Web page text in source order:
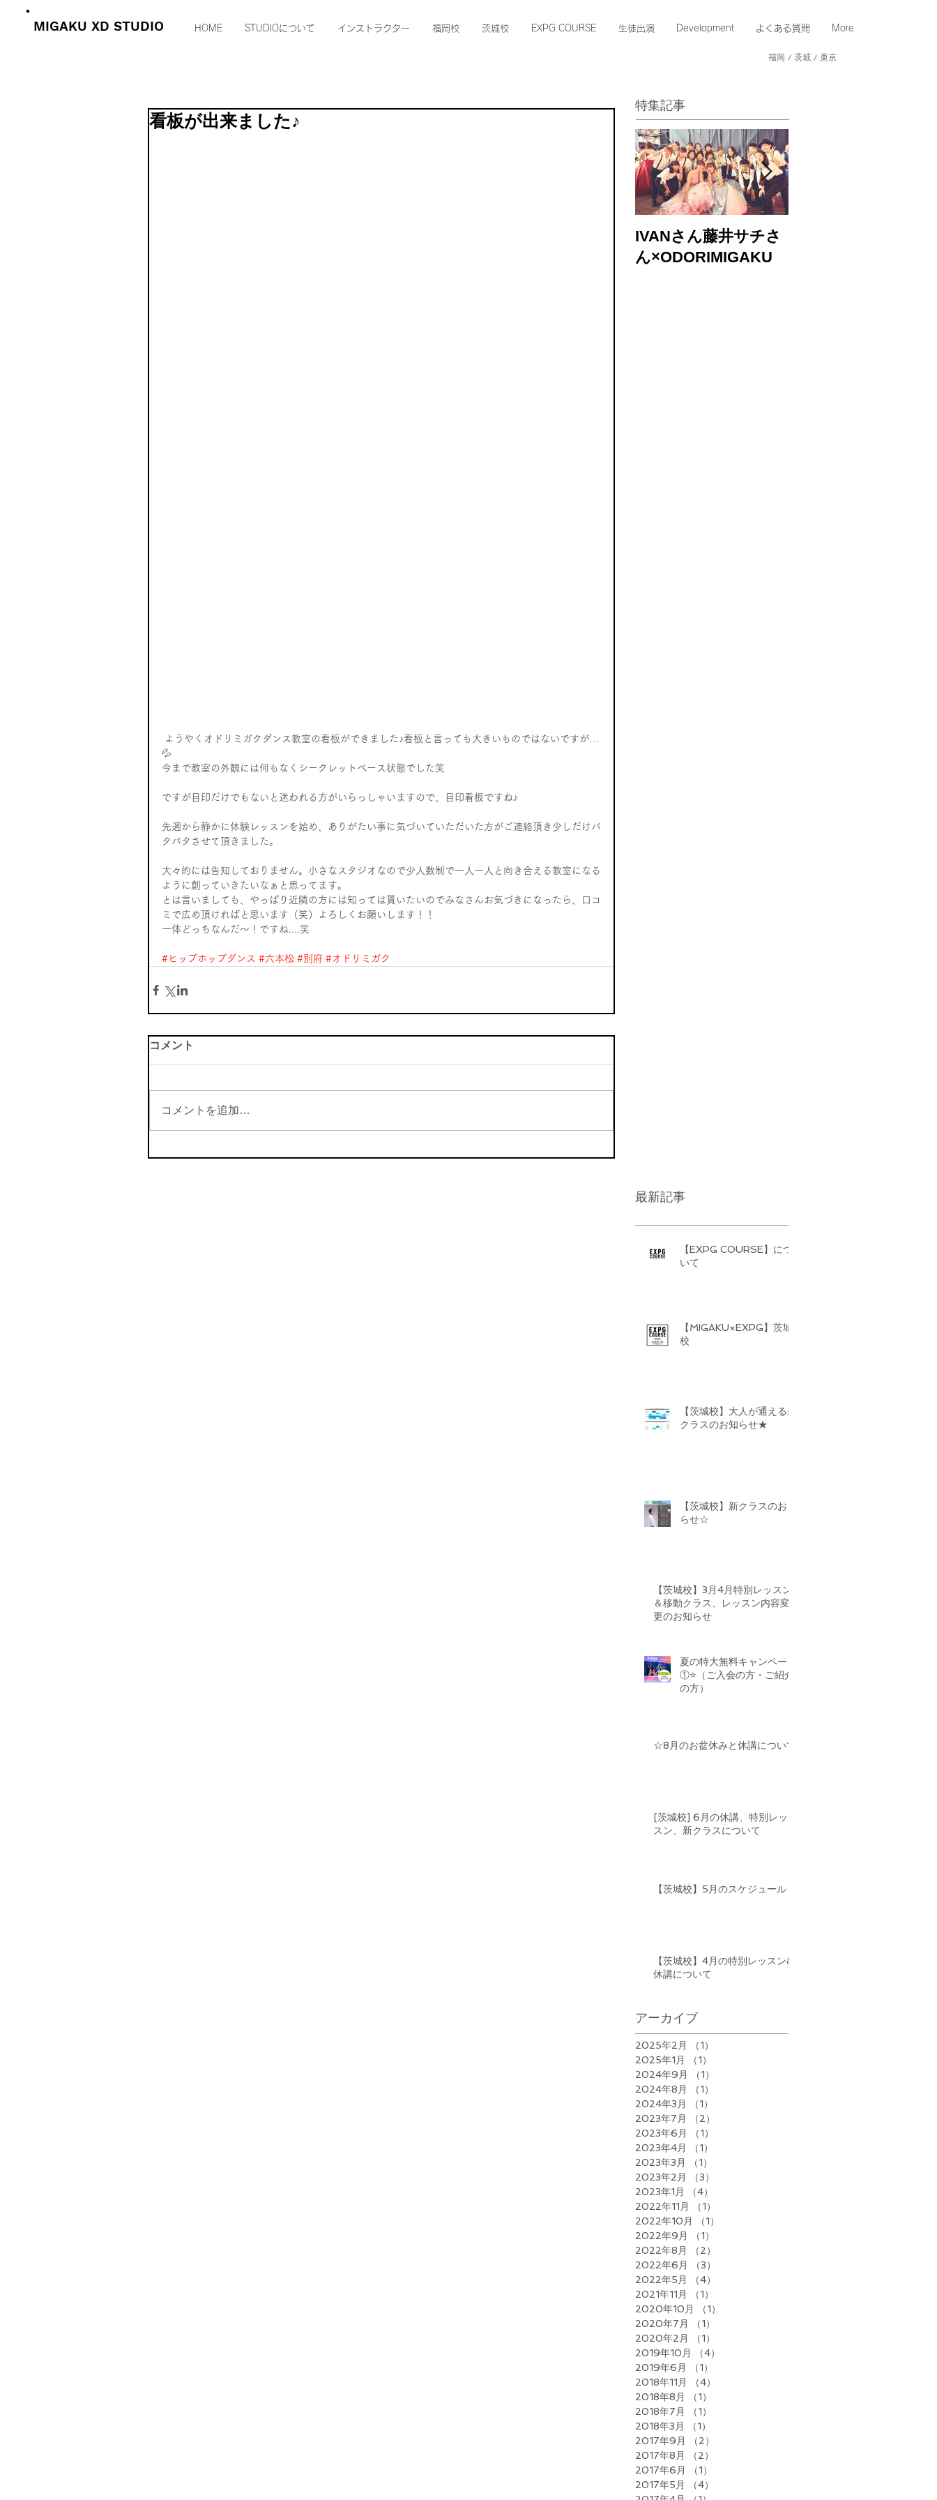
MIGAKU XD STUDIO HOME STUDIOについて インストラクター 福岡校 茨城校 EXPG COURSE 生徒出演 Development よくある質問 More
福岡 / 茨城 / 東京
看板が出来ました♪
💦
今まで教室の外観には何もなくシークレットベース状態でした笑
ですが目印だけでもないと迷われる方がいらっしゃいますので、目印看板ですね♪
先週から静かに体験レッスンを始め、ありがたい事に気づいていただいた方がご連絡頂き少しだけバ
タバタさせて頂きました。
大々的には告知しておりません。小さなスタジオなので少人数制で一人一人と向き合える教室になる
ように創っていきたいなぁと思ってます。
とは言いましても、やっぱり近隣の方には知っては貰いたいのでみなさんお気づきになったら、口コ
ミで広め頂ければと思います（笑）よろしくお願いします！！
一体どっちなんだ～！ですね....笑
#ヒップホップダンス #六本松 #別府 #オドリミガク
コメント
コメントを追加…
特集記事
IVANさん藤井サチさ
ん×ODORIMIGAKU
最新記事
【EXPG COURSE】につ
いて
【MIGAKU×EXPG】茨城
校
【茨城校】大人が通える新
クラスのお知らせ★
【茨城校】新クラスのおし
らせ☆
【茨城校】3月4月特別レッスン
＆移動クラス、レッスン内容変
更のお知らせ
夏の特大無料キャンペーン
①⭐️（ご入会の方・ご紹介
の方）
☆8月のお盆休みと休講について
[茨城校] 6月の休講、特別レッ
スン、新クラスについて
【茨城校】5月のスケジュール
【茨城校】4月の特別レッスン&
休講について
アーカイブ
2025年2月 （1）
2025年1月
（1）
2024年9月
（1）
2024年8月
（1）
2024年3月
（1）
2023年7月
（2）
2023年6月
（1）
2023年4月
（1）
2023年3月
（1）
2023年2月
（3）
2023年1月
（4）
2022年11月
（1）
2022年10月
（1）
2022年9月
（1）
2022年8月
（2）
2022年6月
（3）
2022年5月
（4）
2021年11月
（1）
2020年10月
（1）
2020年7月
（1）
2020年2月
（1）
2019年10月
（4）
2019年6月
（1）
2018年11月
（4）
2018年8月
（1）
2018年7月
（1）
2018年3月
（1）
2017年9月
（2）
2017年8月
（2）
2017年6月
（1）
2017年5月
（4）